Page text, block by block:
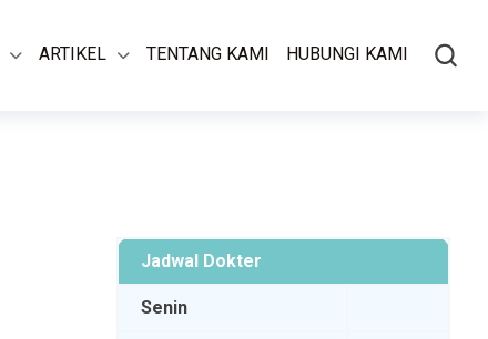
ARTIKEL TENTANG KAMI HUBUNGI KAMI
Jadwal Dokter
Senin